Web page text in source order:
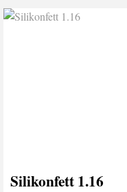
Silikonfett 1.16